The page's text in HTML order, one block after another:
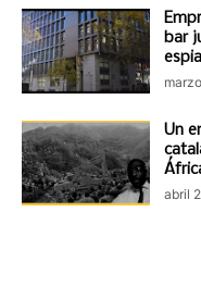
bar
Un
abril